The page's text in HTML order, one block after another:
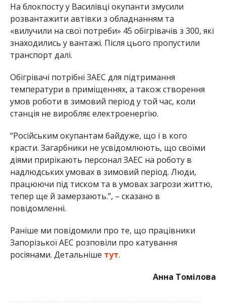
На блокпосту у Василівці окупанти змусили
розвантажити автівки з обладнанням та
«вилучили на свої потреби» 45 обігрівачів з 300, які
знаходились у вантажі. Після цього пропустили
транспорт далі.
Обігрівачі потрібні ЗАЕС для підтримання
температури в приміщеннях, а також створення
умов роботи в зимовий період у той час, коли
станція не виробляє електроенергію.
“Російським окупантам байдуже, що і в кого
красти. Загарбники не усвідомлюють, що своїми
діями прирікають персонал ЗАЕС на роботу в
надлюдських умовах в зимовий період. Люди,
працюючи під тиском та в умовах загрози життю,
тепер ще й замерзають.”, – сказано в
повідомленні.
Раніше ми повідомили про те, що працівники
Запорізької АЕС розповіли про катування
росіянами. Детальніше тут.
Анна Томілова